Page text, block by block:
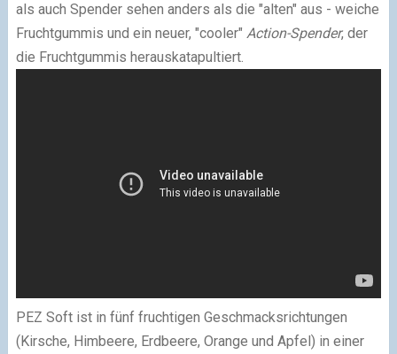
als auch Spender sehen anders als die "alten" aus - weiche
Fruchtgummis und ein neuer, "cooler" Action-Spender, der
die Fruchtgummis herauskatapultiert.
PEZ Soft ist in fünf fruchtigen Geschmacksrichtungen
(Kirsche, Himbeere, Erdbeere, Orange und Apfel) in einer